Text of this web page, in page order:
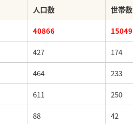
人口数 世帯数
40866 15049
427 174
464 233
611 250
88 42